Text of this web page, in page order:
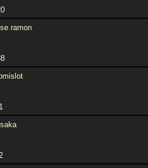
ramon